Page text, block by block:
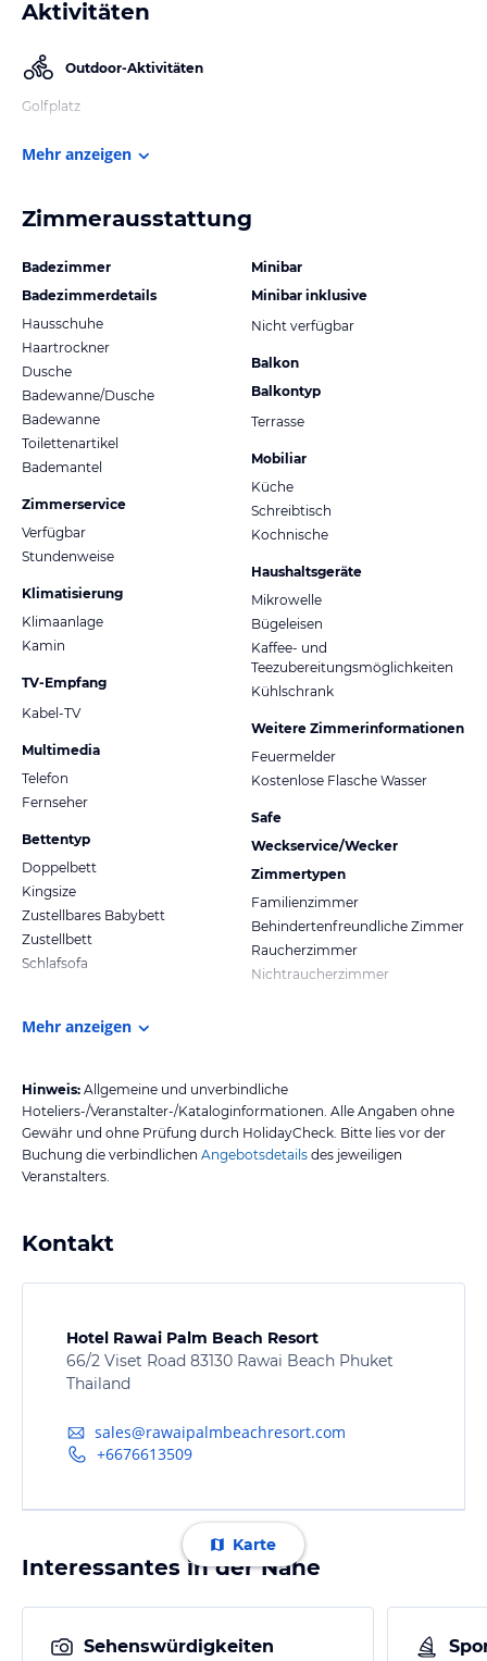
Aktivitäten
Outdoor-Aktivitäten
Golfplatz
Mehr anzeigen
Zimmerausstattung
Badezimmer
Badezimmerdetails
Hausschuhe
Haartrockner
Dusche
Badewanne/Dusche
Badewanne
Toilettenartikel
Bademantel
Zimmerservice
Verfügbar
Stundenweise
Klimatisierung
Klimaanlage
Kamin
TV-Empfang
Kabel-TV
Multimedia
Telefon
Fernseher
Bettentyp
Doppelbett
Kingsize
Zustellbares Babybett
Zustellbett
Schlafsofa
Minibar
Minibar inklusive
Nicht verfügbar
Balkon
Balkontyp
Terrasse
Mobiliar
Küche
Schreibtisch
Kochnische
Haushaltsgeräte
Mikrowelle
Bügeleisen
Kaffee- und
Teezubereitungsmöglichkeiten
Kühlschrank
Weitere Zimmerinformationen
Feuermelder
Kostenlose Flasche Wasser
Safe
Weckservice/Wecker
Zimmertypen
Familienzimmer
Behindertenfreundliche Zimmer
Raucherzimmer
Nichtraucherzimmer
Mehr anzeigen
Hinweis: Allgemeine und unverbindliche
Hoteliers-/Veranstalter-/Kataloginformationen. Alle Angaben ohne
Gewähr und ohne Prüfung durch HolidayCheck. Bitte lies vor der
Buchung die verbindlichen Angebotsdetails des jeweiligen
Veranstalters.
Kontakt
Hotel Rawai Palm Beach Resort
66/2 Viset Road 83130 Rawai Beach Phuket
Thailand
sales@rawaipalmbeachresort.com
+6676613509
Karte
Interessantes in der Nähe
Sehenswürdigkeiten